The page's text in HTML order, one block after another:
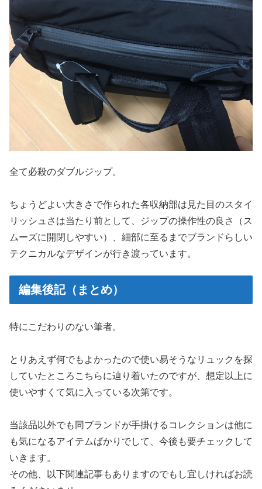
全て必殺のダブルジップ。
ちょうどよい大きさで作られた各収納部は見た目のスタイ
リッシュさは当たり前として、ジップの操作性の良さ（ス
ムーズに開閉しやすい）、細部に至るまでブランドらしい
テクニカルなデザインが行き渡っています。
編集後記（まとめ）
特にこだわりのない筆者。
とりあえず何でもよかったので使い易そうなリュックを探
していたところこちらに辿り着いたのですが、想定以上に
使いやすくて気に入っている次第です。
当該品以外でも同ブランドが手掛けるコレクションは他に
も気になるアイテムばかりでして、今後も要チェックして
いきます。
その他、以下関連記事もありますのでもし宜しければお読